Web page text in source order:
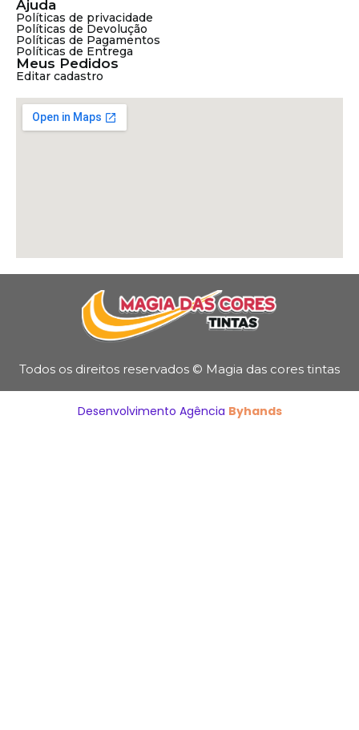
Ajuda
Políticas de privacidade
Políticas de Devolução
Políticas de Pagamentos
Políticas de Entrega
Meus Pedidos
Editar cadastro
Todos os direitos reservados © Magia das cores tintas
Desenvolvimento Agência Byhands